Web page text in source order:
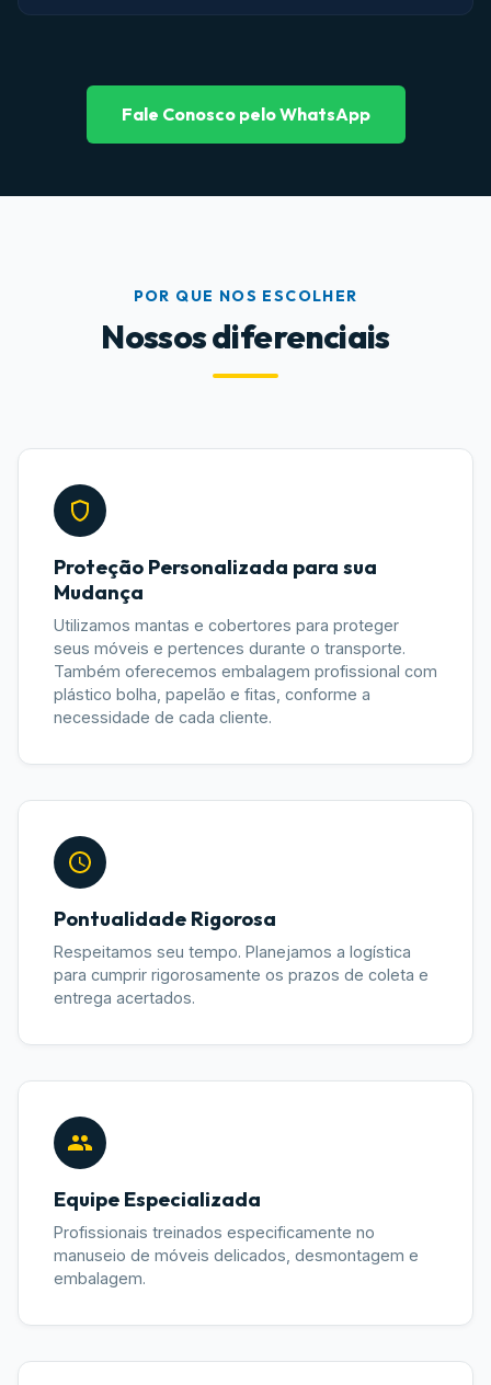
Fale Conosco pelo WhatsApp
POR QUE NOS ESCOLHER
Nossos diferenciais
Proteção Personalizada para sua
Mudança
Utilizamos mantas e cobertores para proteger
seus móveis e pertences durante o transporte.
Também oferecemos embalagem profissional com
plástico bolha, papelão e fitas, conforme a
necessidade de cada cliente.
Pontualidade Rigorosa
Respeitamos seu tempo. Planejamos a logística
para cumprir rigorosamente os prazos de coleta e
entrega acertados.
Equipe Especializada
Profissionais treinados especificamente no
manuseio de móveis delicados, desmontagem e
embalagem.